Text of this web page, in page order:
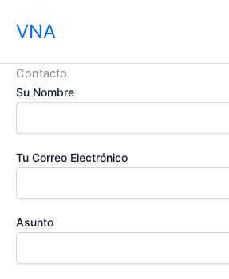
VNA
Contacto
Su Nombre
Tu Correo Electrónico
Asunto